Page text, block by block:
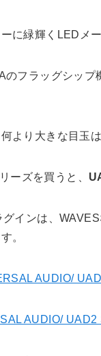
に緑輝くLEDメ
のフラッグシップ
より大きな目玉は
ーズを買うと、
グインは、
。
AUDIO/